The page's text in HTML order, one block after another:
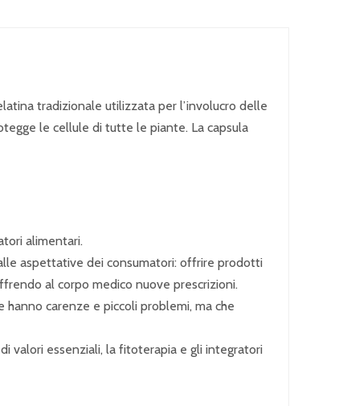
tradizionale utilizzata per l’involucro delle
le cellule di tutte le piante. La capsula
alimentari.
aspettative dei consumatori: offrire prodotti
al corpo medico nuove prescrizioni.
carenze e piccoli problemi, ma che
valori essenziali, la fitoterapia e gli integratori